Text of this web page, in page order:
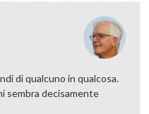
di qualcuno in qualcosa.
sembra decisamente